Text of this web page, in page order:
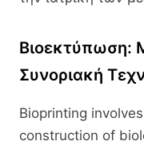
Βιοεκτύπωση:
Συνοριακή
Bioprinting
construction of